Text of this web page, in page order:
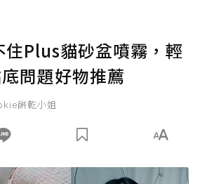
住Plus貓砂盆噴霧，輕
問題好物推薦
餅乾小姐